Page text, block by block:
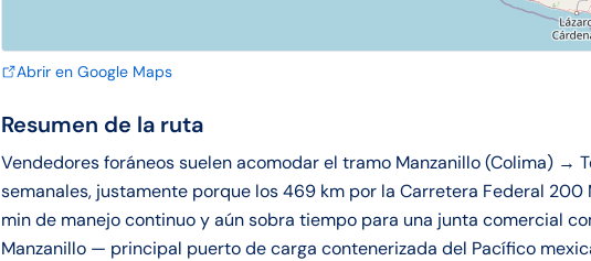
Abrir en Google Maps
Resumen de la ruta
Vendedores foráneos suelen acomodar el tramo Manzanillo (Colima) →
semanales, justamente porque los 469 km por la Carretera Federal
min de manejo continuo y aún sobra tiempo para una junta comercial
Manzanillo — principal puerto de carga contenerizada del Pacífico